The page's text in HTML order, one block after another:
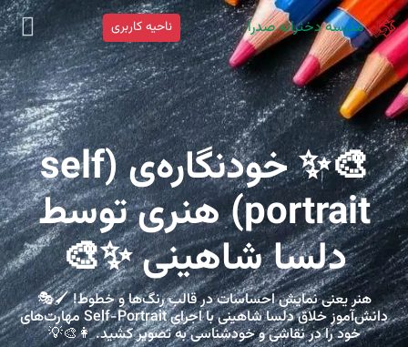
مدرسه دخترانه صدرا ناحیه کاربری
🎨✨ خودنگاره‌ی (self
portrait) هنری توسط
دلسا شاهینی ✨🎨
هنر یعنی نمایش احساسات در قالب رنگ‌ها و خطوط! 🖌️🎭
دانش‌آموز خلاق دلسا شاهینی با اجرای Self-Portrait مهارت‌های
خود را در نقاشی و خودشناسی به تصویر کشید. 👩‍🎨💡